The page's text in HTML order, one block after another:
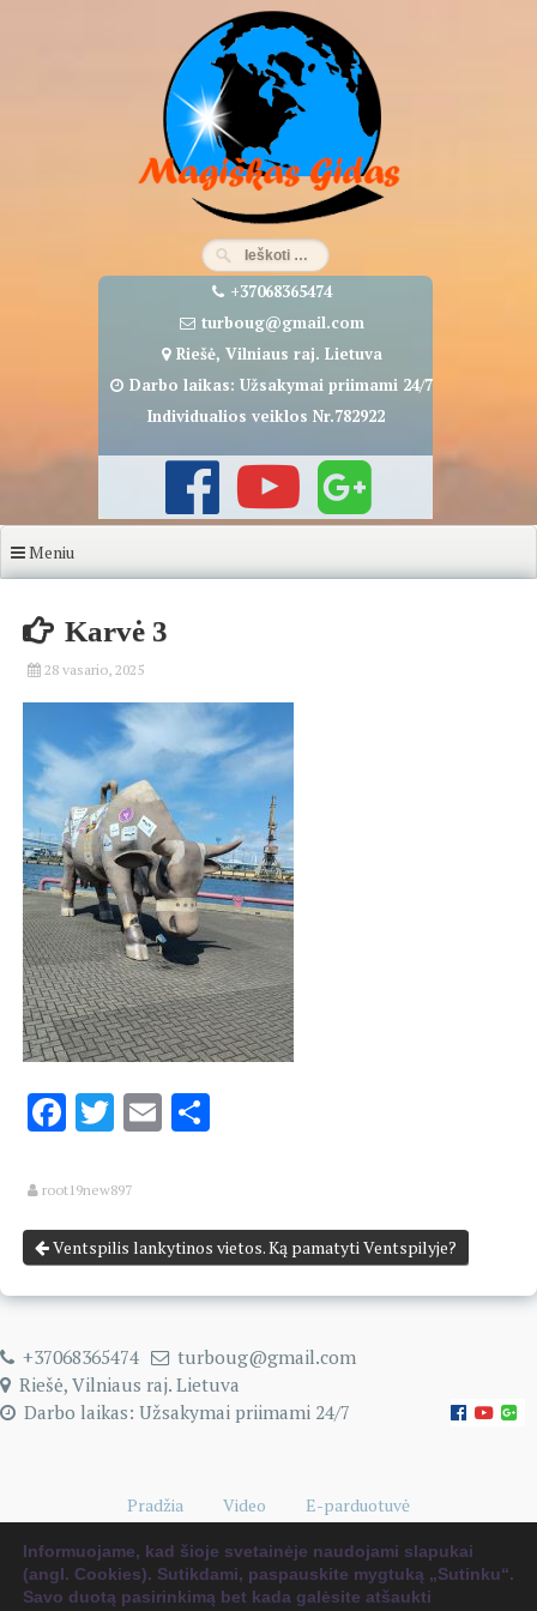
+37068365474
turboug@gmail.com
Riešė, Vilniaus raj. Lietuva
Darbo laikas: Užsakymai priimami 24/7
Individualios veiklos Nr.782922
Meniu
Karvė 3
28 vasario, 2025
Facebook
Twitter
Email
root19new897
Ventspilis lankytinos vietos. Ką pamatyti Ventspilyje?
+37068365474
turboug@gmail.com
Riešė, Vilniaus raj. Lietuva
Darbo laikas: Užsakymai priimami 24/7
Pradžia Video
E-parduotuvė
Naudingi kelionių patarimai
0 items €0.00
Informuojame, kad šioje svetainėje naudojami slapukai
(angl. Cookies). Sutikdami, paspauskite mygtuką „Sutinku“.
Savo duotą pasirinkimą bet kada galėsite atšaukti